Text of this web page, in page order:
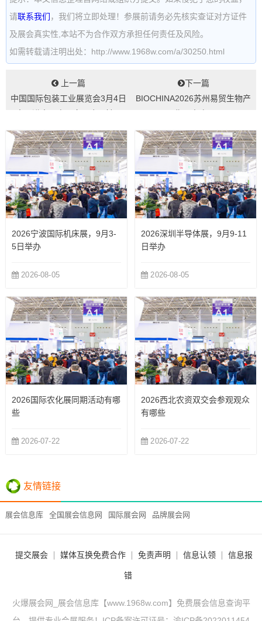
请联系我们 ，我们将立即处理！参展前请务必先核实查证对方证件
及展会真实性,本站不为合作双方承担任何责任及风险。
如需转载请注明出处：http://www.1968w.com/a/30250.html
上一篇
中国国际包装工业展览会3月4日
下一篇
BIOCHINA2026苏州易贸生物产
2026宁波国际机床展，9月3-
5日举办
2026-08-05
2026深圳半导体展，9月9-11
日举办
2026-08-05
2026国际农化展同期活动有哪
些
2026-07-22
2026西北农资双交会参观观众
有哪些
2026-07-22
友情链接
展会信息库 全国展会信息网 国际展会网 品牌展会网
提交展会 媒体互换免费合作 免责声明 信息认领 信息报
错
火爆展会网_展会信息库【www.1968w.com】免费展会信息查询平